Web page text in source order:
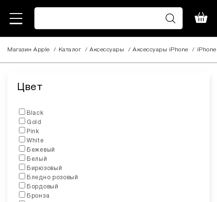
Магазин Apple / Каталог / Аксессуары / Aксессуары iPhone /
Цвет
Black
Gold
Pink
White
Бежевый
Белый
Бирюзовый
Бледно розовый
Бордовый
Бронза